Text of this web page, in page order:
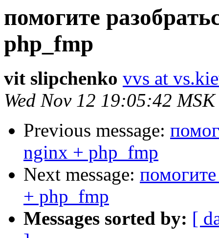
помогите
php_fmp
vit slipchenko vvs at
Wed Nov 12 19:05:42
Previous message:
nginx + php_fmp
Next message: помогите
+ php_fmp
Messages sorted by: [